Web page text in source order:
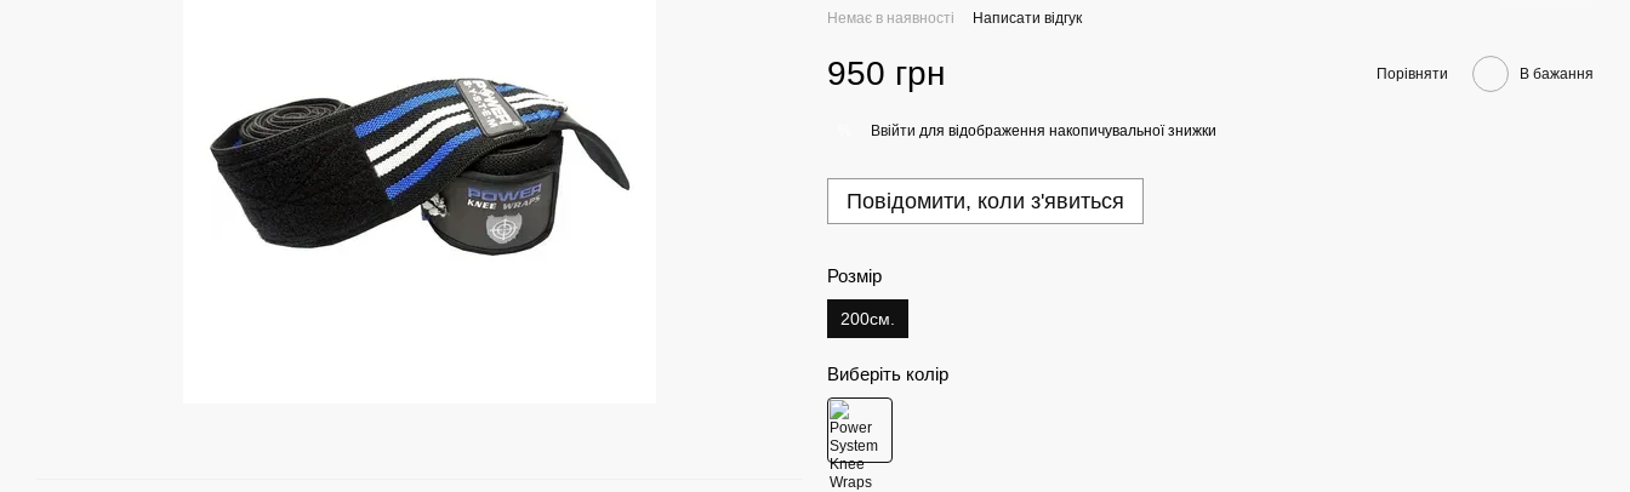
Немає в наявності Написати відгук
950 грн Порівняти В бажання
Ввійти для відображення накопичувальної знижки
Повідомити, коли з'явиться
Розмір
200см.
Виберіть колір